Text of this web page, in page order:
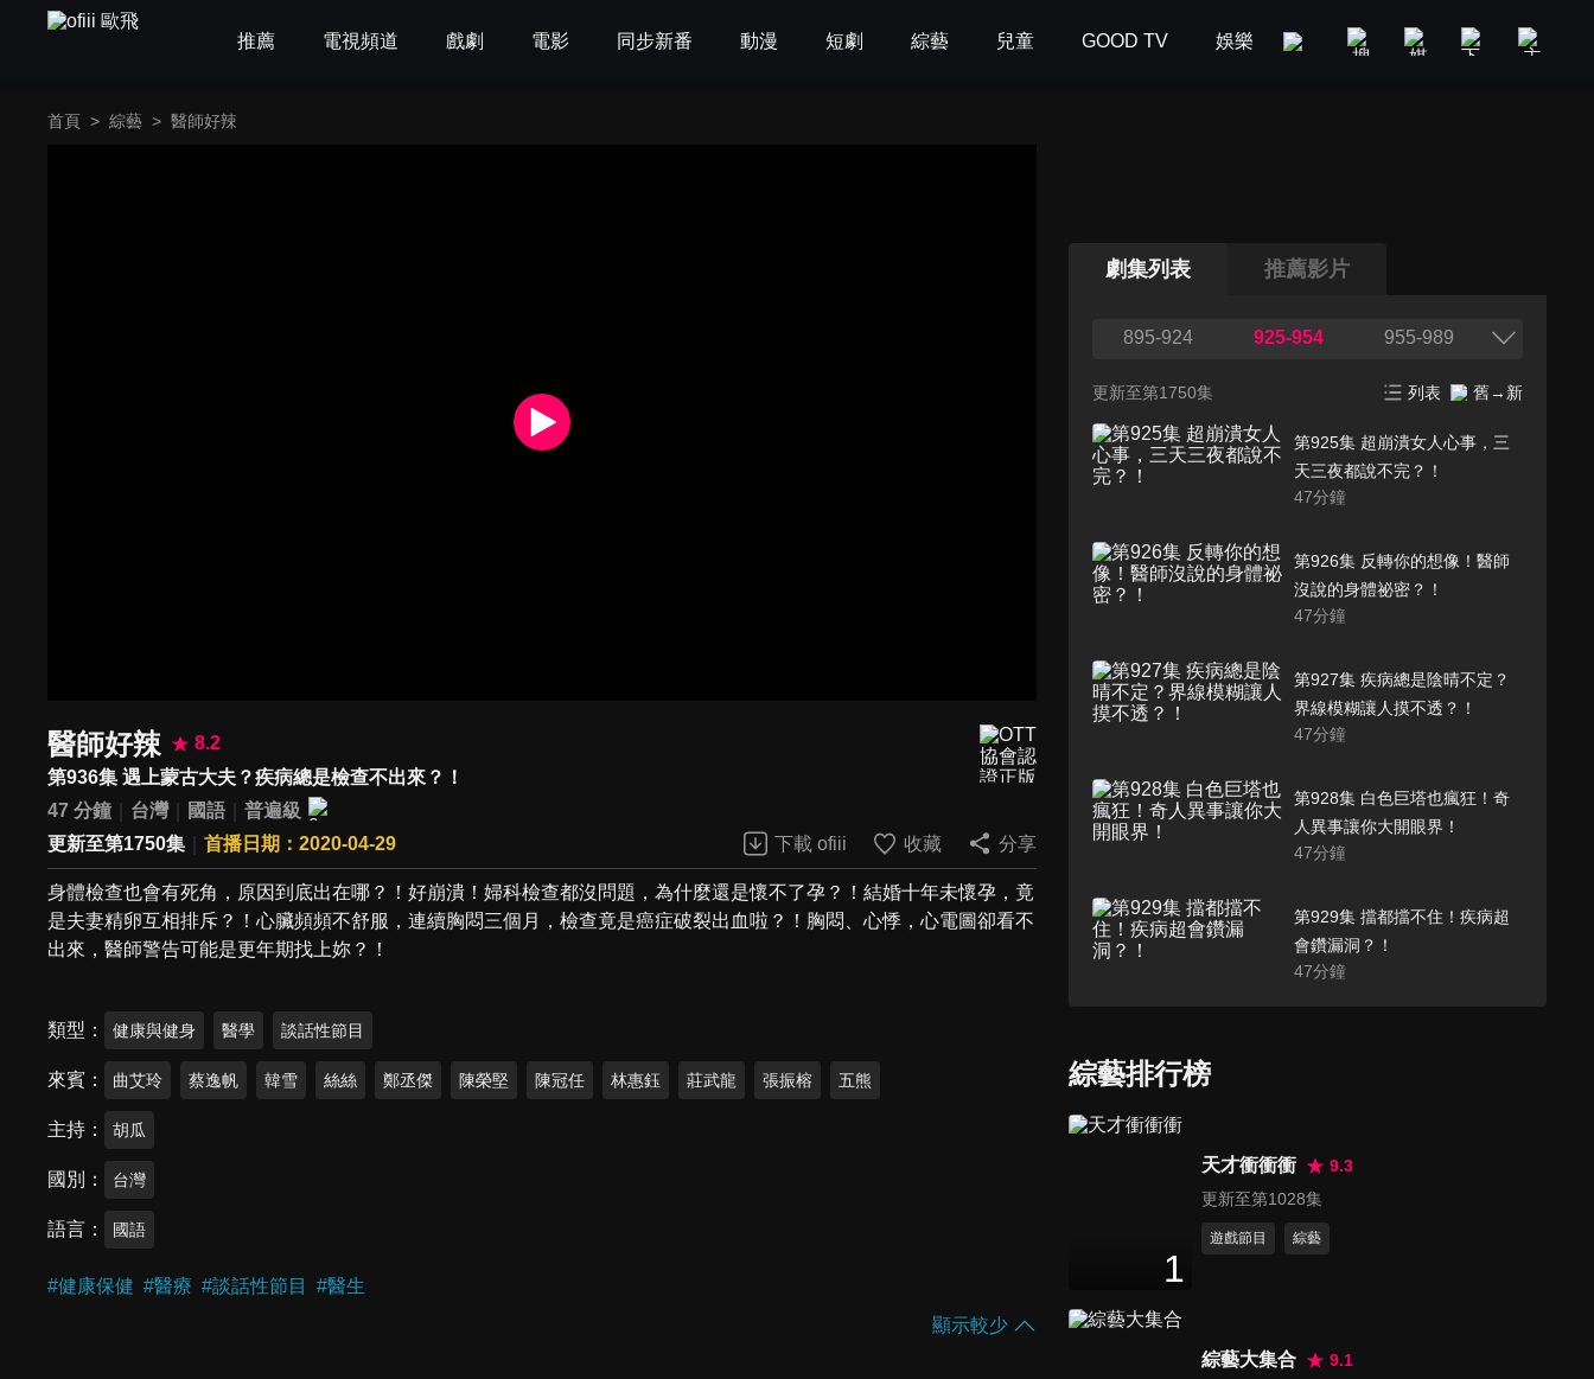
推薦 電視頻道 戲劇 電影 同步新番 動漫 短劇 綜藝 兒童 GOOD TV 娛樂 美食旅遊 新聞政論
首頁 > 綜藝 > 醫師好辣
醫師好辣
8.2
第936集 遇上蒙古大夫？疾病總是檢查不出來？！
47 分鐘
台灣 國語
普遍級
更新至第1750集
首播日期：2020-04-29 下載 ofiii 收藏 分享
身體檢查也會有死角，原因到底出在哪？！好崩潰！婦科檢查都沒問題，為什麼還是懷不了孕？！結婚十年未懷孕，竟
是夫妻精卵互相排斥？！心臟頻頻不舒服，連續胸悶三個月，檢查竟是癌症破裂出血啦？！胸悶、心悸，心電圖卻看不
出來，醫師警告可能是更年期找上妳？！
類型 健康與健身 醫學 談話性節目
來賓 曲艾玲 蔡逸帆 韓雪 絲絲 鄭丞傑 陳榮堅 陳冠任 林惠鈺 莊武龍 張振榕 五熊
主持 胡瓜
國別 台灣
語言 國語
#健康保健 #醫療 #談話性節目 #醫生
顯示較少
劇集列表 推薦影片
895-924 925-954 955-989
更新至第1750集 列表 舊→新
第925集 超崩潰女人心事，三
天三夜都說不完？！
47分鐘
第926集 反轉你的想像！醫師
沒說的身體祕密？！
47分鐘
第927集 疾病總是陰晴不定？
界線模糊讓人摸不透？！
47分鐘
第928集 白色巨塔也瘋狂！奇
人異事讓你大開眼界！
47分鐘
第929集 擋都擋不住！疾病超
會鑽漏洞？！
47分鐘
第931集 讀懂身體SOS訊號，
47分鐘
綜藝排行榜
1
天才衝衝衝
9.3
更新至第1028集
遊戲節目 綜藝
綜藝大集合
9.1